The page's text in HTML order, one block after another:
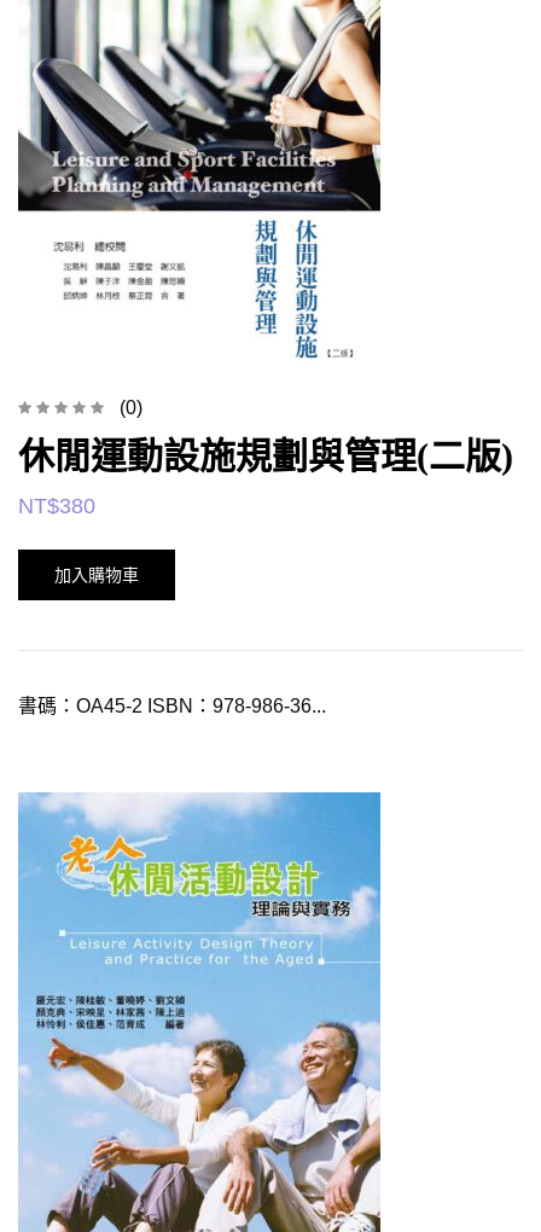
(0)
休閒運動設施規劃與管理(二版)
NT$380
加入購物車
書碼：OA45-2 ISBN：978-986-36...